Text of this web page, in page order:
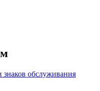
знаков обслуживания